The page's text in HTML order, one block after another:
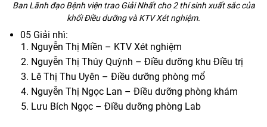
Ban Lãnh đạo Bệnh viện trao Giải Nhất cho 2 thí sinh xuất sắc của
khối Điều dưỡng và KTV Xét nghiệm.
05 Giải nhì:
Nguyễn Thị Miền – KTV Xét nghiệm
Nguyễn Thị Thúy Quỳnh – Điều dưỡng khu Điều trị
Lê Thị Thu Uyên – Điều dưỡng phòng mổ
Nguyễn Thị Ngọc Lan – Điều dưỡng phòng khám
Lưu Bích Ngọc – Điều dưỡng phòng Lab️